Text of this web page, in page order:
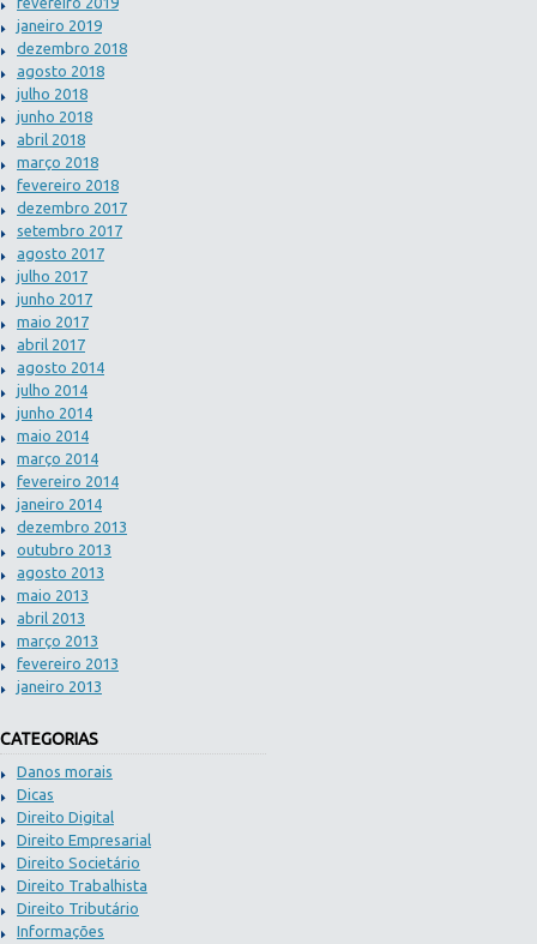
janeiro 2019
dezembro 2018
agosto 2018
julho 2018
junho 2018
abril 2018
março 2018
fevereiro 2018
dezembro 2017
setembro 2017
agosto 2017
julho 2017
junho 2017
maio 2017
abril 2017
agosto 2014
julho 2014
junho 2014
maio 2014
março 2014
fevereiro 2014
janeiro 2014
dezembro 2013
outubro 2013
agosto 2013
maio 2013
abril 2013
março 2013
fevereiro 2013
janeiro 2013
CATEGORIAS
Danos morais
Dicas
Direito Digital
Direito Empresarial
Direito Societário
Direito Trabalhista
Direito Tributário
Informações